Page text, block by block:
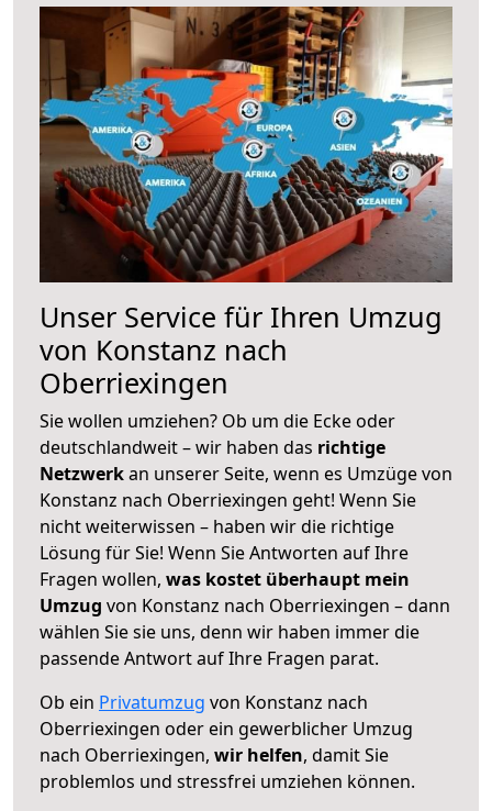
Unser Service für Ihren Umzug
von Konstanz nach
Oberriexingen
Sie wollen umziehen? Ob um die Ecke oder
deutschlandweit – wir haben das richtige
Netzwerkan unserer Seite, wenn es Umzüge von
Konstanz nach Oberriexingen geht! Wenn Sie
nicht weiterwissen – haben wir die richtige
Lösung für Sie! Wenn Sie Antworten auf Ihre
Fragen wollen, was kostet überhaupt mein
Umzug von Konstanz nach Oberriexingen – dann
wählen Sie sie uns, denn wir haben immer die
passende Antwort auf Ihre Fragen parat.
Ob ein Privatumzug von Konstanz nach
Oberriexingen oder ein gewerblicher Umzug
nach Oberriexingen, wir helfen, damit Sie
problemlos und stressfrei umziehen können.